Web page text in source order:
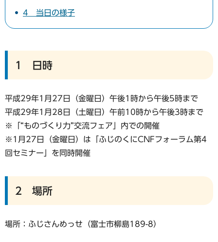
4 当日の様子
1 日時
平成29年1月27日（金曜日）午後1時から午後5時まで
平成29年1月28日（土曜日）午前10時から午後3時まで
※「“ものづくり力”交流フェア」内での開催
※1月27日（金曜日）は「ふじのくにCNFフォーラム第4
回セミナー」を同時開催
2 場所
場所：ふじさんめっせ（富士市柳島189-8）